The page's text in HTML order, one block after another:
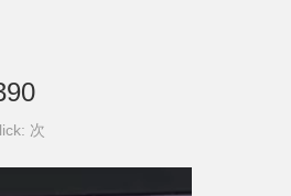
次